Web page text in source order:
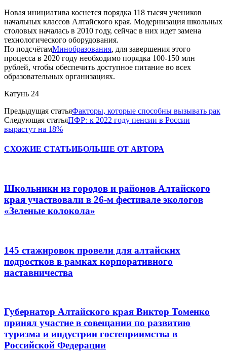
Новая инициатива коснется порядка 118 тысяч учеников
начальных классов Алтайского края. Модернизация школьных
столовых началась в 2010 году, сейчас в них идет замена
технологического оборудования.
По подсчётамМинобразования, для завершения этого
процесса в 2020 году необходимо порядка 100-150 млн
рублей, чтобы обеспечить доступное питание во всех
образовательных организациях.
Катунь 24
Предыдущая статьяФакторы, которые способны вызывать рак
Следующая статьяПФР: к 2022 году пенсии в России
вырастут на 18%
СХОЖИЕ СТАТЬИБОЛЬШЕ ОТ АВТОРА
Школьники из городов и районов Алтайского
края участвовали в 26-м фестивале экологов
«Зеленые колокола»
145 стажировок провели для алтайских
подростков в рамках корпоративного
наставничества
Губернатор Алтайского края Виктор Томенко
принял участие в совещании по развитию
туризма и индустрии гостеприимства в
Российской Федерации